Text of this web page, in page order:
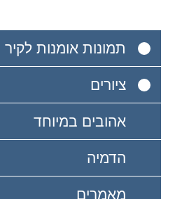
תמונות אומנות לקיר
ציורים
אהובים במיוחד
הדמיה
מאמרים